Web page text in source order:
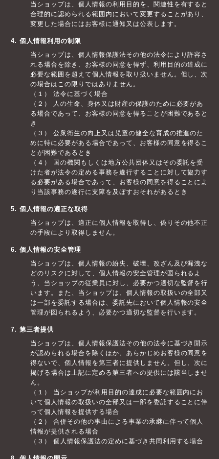
当ショップは、個人情報の利用目的を、関連性を有すると
合理的に認められる範囲内において変更することがあり、
変更した場合にはお客様に通知又は公表します。
4. 個人情報利用の制限
当ショップは、個人情報保護法その他の法令により許容さ
れる場合を除き、お客様の同意を得ず、利用目的の達成に
必要な範囲を超えて個人情報を取り扱いません。但し、次
の場合はこの限りではありません。
（１） 法令に基づく場合
（２） 人の生命、身体又は財産の保護のために必要があ
る場合であって、お客様の同意を得ることが困難であると
き
（３） 公衆衛生の向上又は児童の健全な育成の推進のた
めに特に必要がある場合であって、お客様の同意を得るこ
とが困難であるとき
（４） 国の機関もしくは地方公共団体又はその委託を受
けた者が法令の定める事務を遂行することに対して協力す
る必要がある場合であって、お客様の同意を得ることによ
り当該事務の遂行に支障を及ぼすおそれがあるとき
5. 個人情報の適正な取得
当ショップは、適正に個人情報を取得し、偽りその他不正
の手段により取得しません。
6. 個人情報の安全管理
当ショップは、個人情報の紛失、破壊、改ざん及び漏洩な
どのリスクに対して、個人情報の安全管理が図られるよ
う、当ショップの従業員に対し、必要かつ適切な監督を行
います。また、当ショップは、個人情報の取扱いの全部又
は一部を委託する場合は、委託先において個人情報の安全
管理が図られるよう、必要かつ適切な監督を行います。
7. 第三者提供
当ショップは、個人情報保護法その他の法令に基づき開示
が認められる場合を除くほか、あらかじめお客様の同意を
得ないで、個人情報を第三者に提供しません。但し、次に
掲げる場合は上記に定める第三者への提供には該当しませ
ん。
（１） 当ショップが利用目的の達成に必要な範囲内にお
いて個人情報の取扱いの全部又は一部を委託することに伴
って個人情報を提供する場合
（２） 合併その他の事由による事業の承継に伴って個人
情報が提供される場合
（３） 個人情報保護法の定めに基づき共同利用する場合